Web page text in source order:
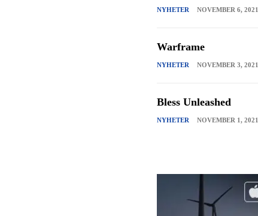
NYHETER NOVEMBER 6, 2021
Warframe
NYHETER NOVEMBER 3, 2021
Bless Unleashed
NYHETER NOVEMBER 1, 2021